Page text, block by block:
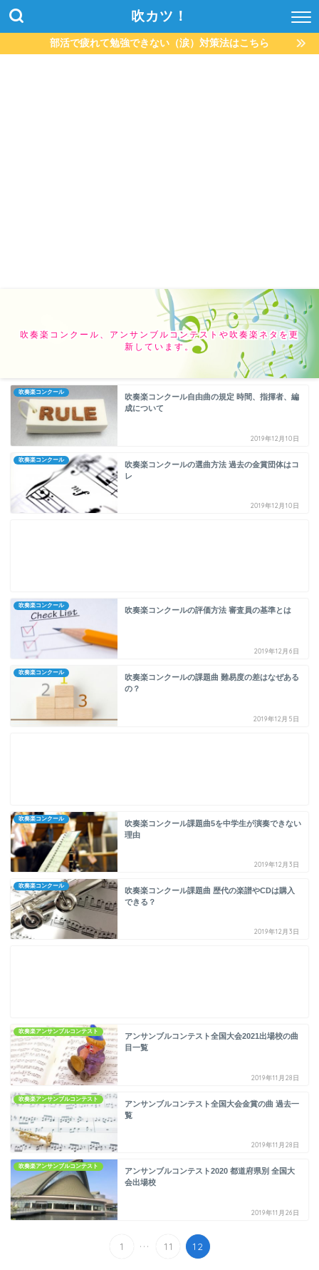
吹カツ！
部活で疲れて勉強できない（涙）対策法はこちら
吹奏楽コンクール、アンサンブルコンテストや吹奏楽ネタを更
新しています。
吹奏楽コンクール
吹奏楽コンクール自由曲の規定 時間、指揮者、編
成について
2019年12月10日
吹奏楽コンクール
吹奏楽コンクールの選曲方法 過去の金賞団体はコ
レ
2019年12月10日
吹奏楽コンクール
吹奏楽コンクールの評価方法 審査員の基準とは
2019年12月6日
吹奏楽コンクール
吹奏楽コンクールの課題曲 難易度の差はなぜある
の？
2019年12月5日
吹奏楽コンクール
吹奏楽コンクール課題曲5を中学生が演奏できない
理由
2019年12月3日
吹奏楽コンクール
吹奏楽コンクール課題曲 歴代の楽譜やCDは購入
できる？
2019年12月3日
吹奏楽アンサンブルコンテスト
アンサンブルコンテスト全国大会2021出場校の曲
目一覧
2019年11月28日
吹奏楽アンサンブルコンテスト
アンサンブルコンテスト全国大会金賞の曲 過去一
覧
2019年11月28日
吹奏楽アンサンブルコンテスト
アンサンブルコンテスト2020 都道府県別 全国大
会出場校
2019年11月26日
1 ... 11 12